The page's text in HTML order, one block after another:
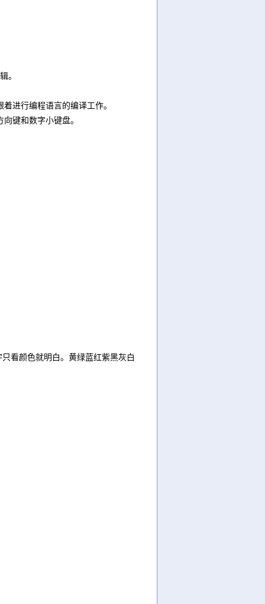
。
进行编程语言的编译工作。
键和数字小键盘。
看颜色就明白。黄绿蓝红紫黑灰白